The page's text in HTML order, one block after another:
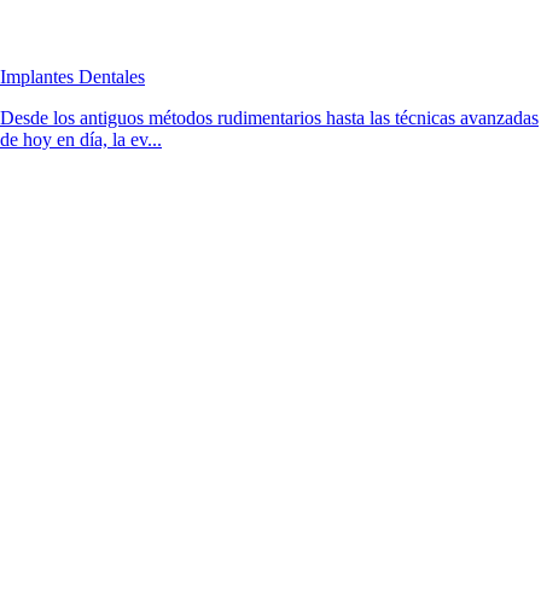
Implantes Dentales
Desde los antiguos métodos rudimentarios hasta las técnicas avanzadas
de hoy en día, la ev...